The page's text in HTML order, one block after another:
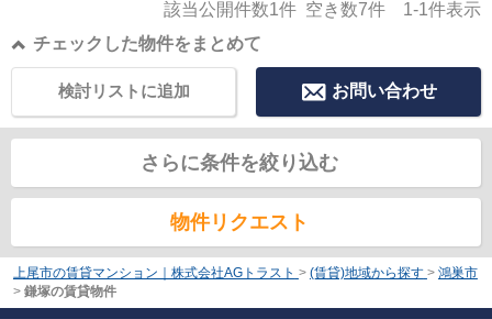
該当公開件数1件 空き数7件 1-1件表示
チェックした物件をまとめて
お問い合わせ
検討リストに追加
さらに条件を絞り込む
物件リクエスト
上尾市の賃貸マンション｜株式会社AGトラスト > (賃貸)地域から探す > 鴻巣市
> 鎌塚の賃貸物件